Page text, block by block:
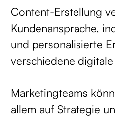
Content-Erstellung
Kundenansprache,
und personalisierte
verschiedene
Marketingteams
allem auf Strategie